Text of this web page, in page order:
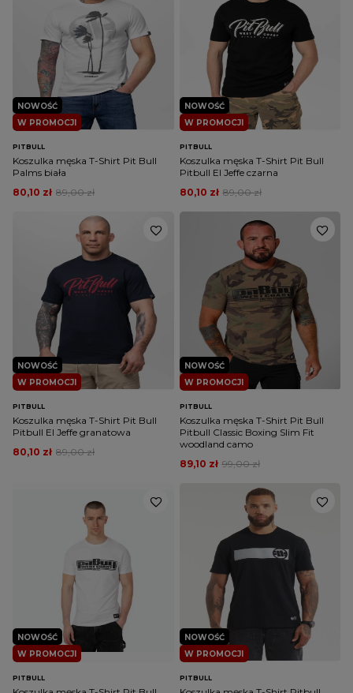
W PROMOCJI
NOWOŚĆ
PITBULL
Koszulka męska T-Shirt Pit Bull
Palms biała
89,00 zł
80,10 zł
W PROMOCJI
NOWOŚĆ
PITBULL
Koszulka męska T-Shirt Pit Bull
Pitbull El Jeffe czarna
89,00 zł
80,10 zł
W PROMOCJI
NOWOŚĆ
PITBULL
Koszulka męska T-Shirt Pit Bull
Pitbull El Jeffe granatowa
89,00 zł
80,10 zł
W PROMOCJI
NOWOŚĆ
PITBULL
Koszulka męska T-Shirt Pit Bull
Pitbull Classic Boxing Slim Fit
woodland camo
99,00 zł
89,10 zł
W PROMOCJI
NOWOŚĆ
PITBULL
W PROMOCJI
NOWOŚĆ
PITBULL